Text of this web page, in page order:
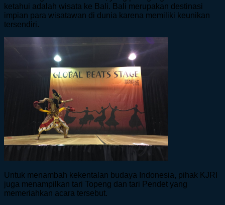
ketahui adalah wisata ke Bali. Bali merupakan destinasi
impian para wisatawan di dunia karena memiliki keunikan
tersendiri.
Untuk menambah kekentalan budaya Indonesia, pihak KJRI
juga menampilkan tari Topeng dan tari Pendet yang
memeriahkan acara tersebut.